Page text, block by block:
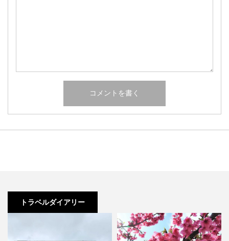
トラベルダイアリー